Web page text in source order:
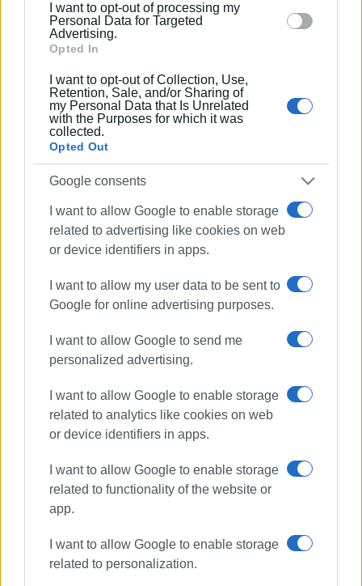
section.
I want to opt-out of processing my
Personal Data for Targeted
Advertising.
Opted In
I want to opt-out of Collection, Use,
Retention, Sale, and/or Sharing of
my Personal Data that Is Unrelated
with the Purposes for which it was
collected.
Opted Out
Google consents
I want to allow Google to enable storage
related to advertising like cookies on web
or device identifiers in apps.
I want to allow my user data to be sent to
Google for online advertising purposes.
I want to allow Google to send me
personalized advertising.
I want to allow Google to enable storage
related to analytics like cookies on web
or device identifiers in apps.
I want to allow Google to enable storage
related to functionality of the website or
app.
I want to allow Google to enable storage
related to personalization.
ΣΧΕΤΙΚA AΡΘΡΑ
Ποιόν βαρύνουν οι διαχειριστικές
αστοχίες της διαδημοτικής
ΔΕΥΑΚ;
Χωρίς νερό η πόλη